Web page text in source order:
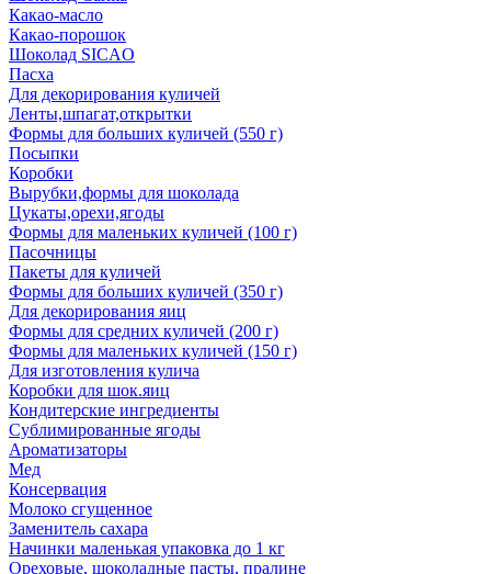
Какао-масло
Какао-порошок
Шоколад SICAO
Пасха
Для декорирования куличей
Ленты,шпагат,открытки
Формы для больших куличей (550 г)
Посыпки
Коробки
Вырубки,формы для шоколада
Цукаты,орехи,ягоды
Формы для маленьких куличей (100 г)
Пасочницы
Пакеты для куличей
Формы для больших куличей (350 г)
Для декорирования яиц
Формы для средних куличей (200 г)
Формы для маленьких куличей (150 г)
Для изготовления кулича
Коробки для шок.яиц
Кондитерские ингредиенты
Сублимированные ягоды
Ароматизаторы
Мед
Консервация
Молоко сгущенное
Заменитель сахара
Начинки маленькая упаковка до 1 кг
Ореховые, шоколадные пасты, пралине